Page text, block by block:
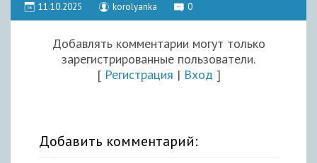
11.10.2025 korolyanka 0
Добавлять комментарии могут только
зарегистрированные пользователи.
[ Регистрация | Вход ]
Добавить комментарий: